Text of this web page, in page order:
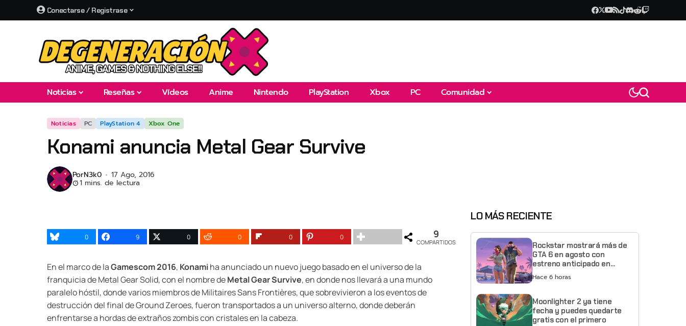
Conectarse / Registrase
Noticias Reseñas Vídeos Anime Nintendo PlayStation Xbox PC Comunidad
Noticias PC PlayStation 4 Xbox One
Konami anuncia Metal Gear Survive
PorN3k0 17 Ago, 2016
1 mins. de lectura
0 9 0 0 0 0 9
COMPARTIDOS
En el marco de laGamescom 2016, Konamiha anunciado un nuevo juego basado en el universo de la
franquicia de Metal Gear Solid, con el nombre deMetal Gear Survive, en donde nos llevará a una mundo
paralelo hóstil, donde varios miembros de Militaires Sans Frontières, que sobrevivieron a los eventos de
destrucción del final de Ground Zeroes, fueron transportados a un universo alterno, donde deberán
enfrentarse a hordas de extraños zombis con cristales en la cabeza.
LO MÁS RECIENTE
Rockstar mostrará más de
GTA 6 en agosto con
estreno anticipado en
Netflix
Hace 6 horas
Moonlighter 2 ya tiene
fecha y puedes quedarte
gratis con el primero